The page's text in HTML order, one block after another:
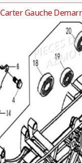
Carter Gauche